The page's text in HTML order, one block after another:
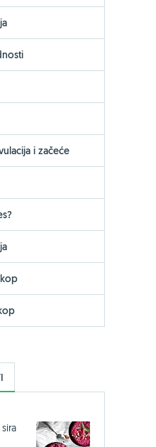
i začeće